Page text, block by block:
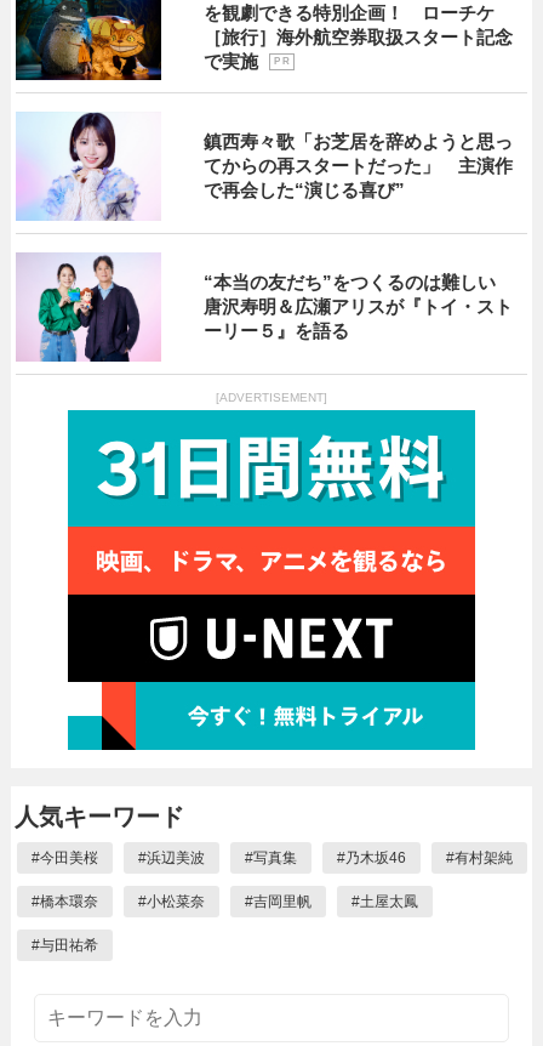
を観劇できる特別企画！ ローチケ
［旅行］海外航空券取扱スタート記念
で実施
P R
鎮西寿々歌「お芝居を辞めようと思っ
てからの再スタートだった」 主演作
で再会した“演じる喜び”
“本当の友だち”をつくるのは難しい
唐沢寿明＆広瀬アリスが『トイ・スト
ーリー５』を語る
[ADVERTISEMENT]
人気キーワード
#今田美桜 #浜辺美波 #写真集 #乃木坂46 #有村架純
#橋本環奈 #小松菜奈 #吉岡里帆 #土屋太鳳
#与田祐希